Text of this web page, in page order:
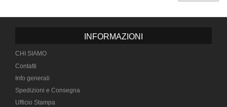
INFORMAZIONI
CHI SIAMO
Contatti
Info generali
Spedizioni e Consegna
Ufficio Stampa